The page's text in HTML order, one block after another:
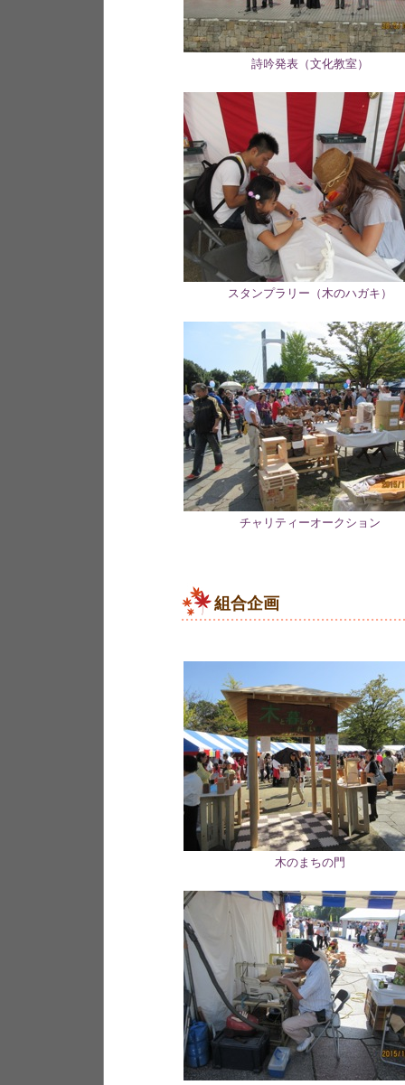
詩吟発表（文化教室）
スタンプラリー（木のハガキ）
チャリティーオークション
組合企画
木のまちの門